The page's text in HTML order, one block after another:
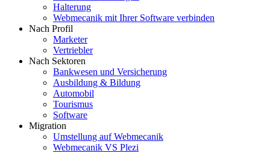
Halterung
Webmecanik mit Ihrer Software verbinden
Nach Profil
Marketer
Vertriebler
Nach Sektoren
Bankwesen und Versicherung
Ausbildung & Bildung
Automobil
Tourismus
Software
Migration
Umstellung auf Webmecanik
Webmecanik VS Plezi